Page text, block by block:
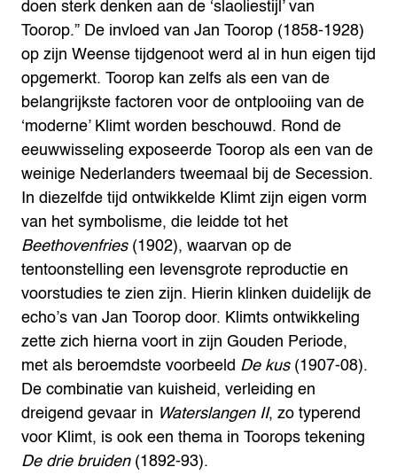
doen sterk denken aan de ‘slaoliestijl’ van
Toorop.” De invloed van Jan Toorop (1858-1928)
op zijn Weense tijdgenoot werd al in hun eigen tijd
opgemerkt. Toorop kan zelfs als een van de
belangrijkste factoren voor de ontplooiing van de
‘moderne’ Klimt worden beschouwd. Rond de
eeuwwisseling exposeerde Toorop als een van de
weinige Nederlanders tweemaal bij de Secession.
In diezelfde tijd ontwikkelde Klimt zijn eigen vorm
van het symbolisme, die leidde tot het
Beethovenfries(1902), waarvan op de
tentoonstelling een levensgrote reproductie en
voorstudies te zien zijn. Hierin klinken duidelijk de
echo’s van Jan Toorop door. Klimts ontwikkeling
zette zich hierna voort in zijn Gouden Periode,
met als beroemdste voorbeeld De kus(1907-08).
De combinatie van kuisheid, verleiding en
dreigend gevaar in Waterslangen II, zo typerend
voor Klimt, is ook een thema in Toorops tekening
De drie bruiden(1892-93).